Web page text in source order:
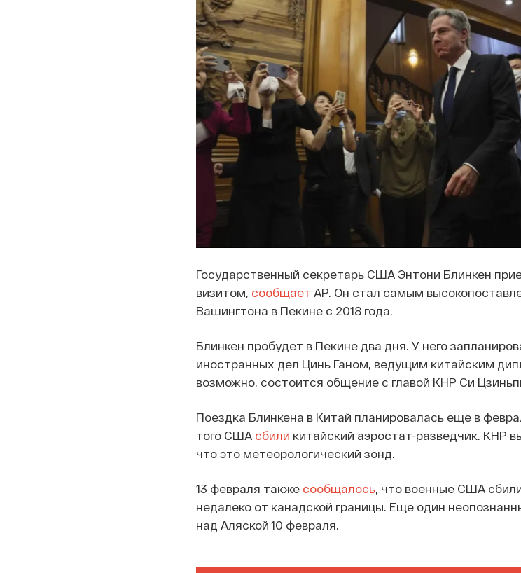
Государственный секретарь США Энтони Блинкен
визитом, сообщает AP. Он стал самым
Вашингтона в Пекине с 2018 года.
Блинкен пробудет в Пекине два дня. У него
иностранных дел Цинь Ганом, ведущим китайским
возможно, состоится общение с главой КНР Си
Поездка Блинкена в Китай планировалась еще в
того США сбили китайский аэростат-разведчик. КНР
что это метеорологический зонд.
13 февраля также сообщалось, что военные США
недалеко от канадской границы. Еще один
над Аляской 10 февраля.